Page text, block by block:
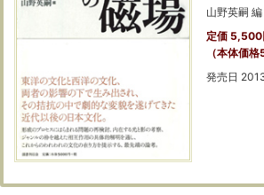
山野英嗣 編
定価 5,500
（本体価
発売日